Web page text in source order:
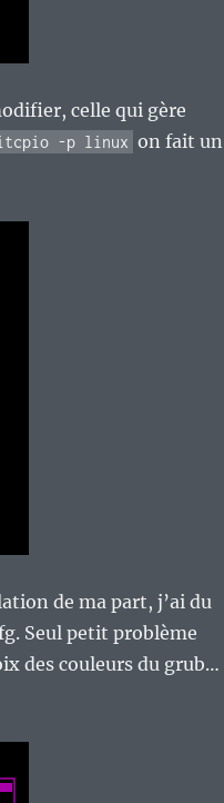
celle qui gère
-p linux on fait un
de ma part, j’ai du
Seul petit problème
des couleurs du grub…